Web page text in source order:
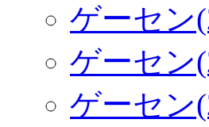
ゲーセン
ゲーセン
ゲーセン